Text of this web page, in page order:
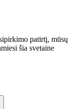
patirtį, mūsų
šia svetaine